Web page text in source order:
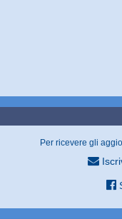
Per ricevere gli